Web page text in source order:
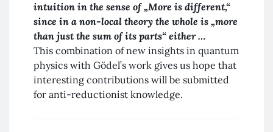
intuition in the sense of „More is different,“
since in a non-local theory the whole is „more
than just the sum of its parts“ either …
This combination of new insights in quantum
physics with Gödel’s work gives us hope that
interesting contributions will be submitted
for anti-reductionist knowledge.